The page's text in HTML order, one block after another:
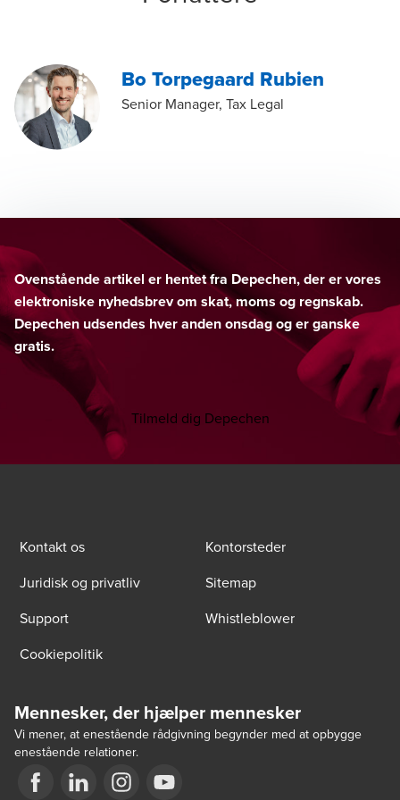
Bo Torpegaard Rubien
Senior Manager, Tax Legal
Ovenstående artikel er hentet fra Depechen, der er vores
elektroniske nyhedsbrev om skat, moms og regnskab.
Depechen udsendes hver anden onsdag og er ganske
gratis.
Tilmeld dig Depechen
Kontakt os
Kontorsteder
Juridisk og privatliv
Sitemap
Support
Whistleblower
Cookiepolitik
Mennesker, der hjælper mennesker
Vi mener, at enestående rådgivning begynder med at opbygge
enestående relationer.